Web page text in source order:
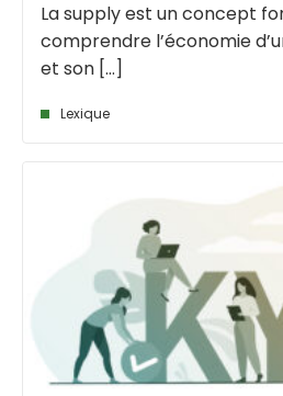
La supply est un concept
comprendre l’économie
et son [...]
Lexique